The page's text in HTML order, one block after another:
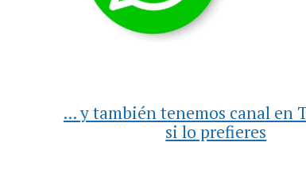
... y también tenemos canal en
si lo prefieres